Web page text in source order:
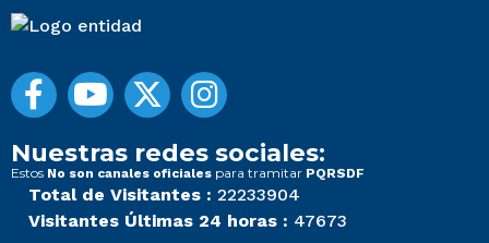
Nuestras redes sociales:
Estos No son canales oficiales para tramitar PQRSDF
Total de Visitantes : 22233904
Visitantes Últimas 24 horas : 47673